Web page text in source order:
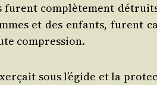
com­plè­te­ment
et des enfants, furent
compression.
sous l’é­gide et la